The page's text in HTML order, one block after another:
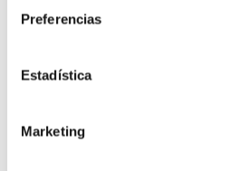
Preferencias
Estadística
Marketing